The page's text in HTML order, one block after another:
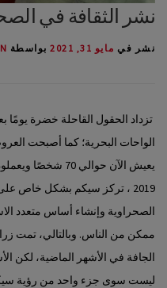
نشر الثقافة في
نشر في مايو 31, 2021 بواسطة
تزداد الحقول القاحلة خضرة
الواحات البحرية؛ كما أصبحت
يعيش الآن حوالي
الصحراوية وإنشاء أساس متعدد
الجافة في الأشهر الماضية، لكن
ليست سوى جزء واحد من رؤية